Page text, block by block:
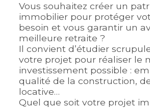
Vous souhaitez créer un
immobilier pour protéger
besoin et vous garantir un
meilleure retraite ?
Il convient d’étudier
votre projet pour réaliser le
investissement possible :
qualité de la construction,
locative…
Quel que soit votre projet